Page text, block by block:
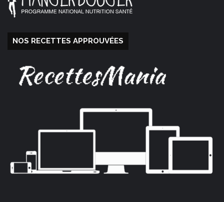
NOS RECETTES APPROUVÉES